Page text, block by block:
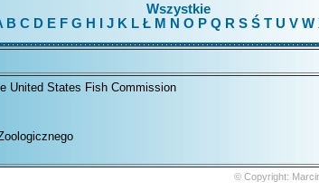
Wszystkie
B C D EFG H J K L Ł M N O P Q R S Ś T U V W
United States Fish Commission
© Copyright: